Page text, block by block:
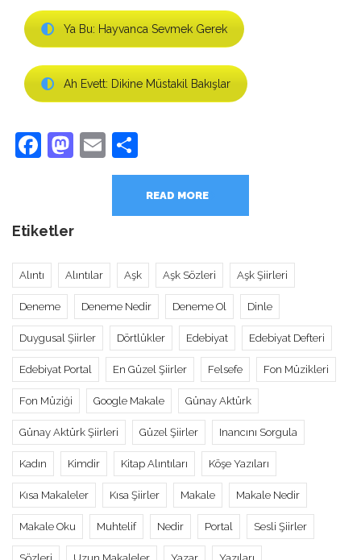
Ya Bu: Hayvanca Sevmek Gerek
Ah Evett: Dikine Müstakil Bakışlar
Facebook
Mastodon
Email
READ MORE
Etiketler
Alıntı Alıntılar Aşk Aşk Sözleri Aşk Şiirleri
Deneme Deneme Nedir Deneme Ol Dinle
Duygusal Şiirler Dörtlükler Edebiyat Edebiyat Defteri
Edebiyat Portal En Güzel Şiirler Felsefe Fon Müzikleri
Fon Müziği Google Makale Günay Aktürk
Günay Aktürk Şiirleri Güzel Şiirler Inancını Sorgula
Kadın Kimdir Kitap Alıntıları Köşe Yazıları
Kısa Makaleler Kısa Şiirler Makale Makale Nedir
Makale Oku Muhtelif Nedir Portal Sesli Şiirler